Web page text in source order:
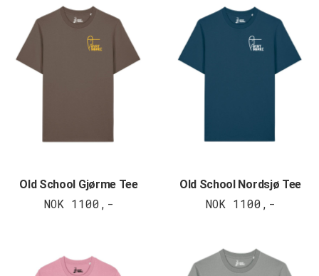
Old School Gjørme Tee
NOK 1100,-
Old School Nordsjø Tee
NOK 1100,-